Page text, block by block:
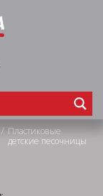
/ Пластиковые
детские песочницы